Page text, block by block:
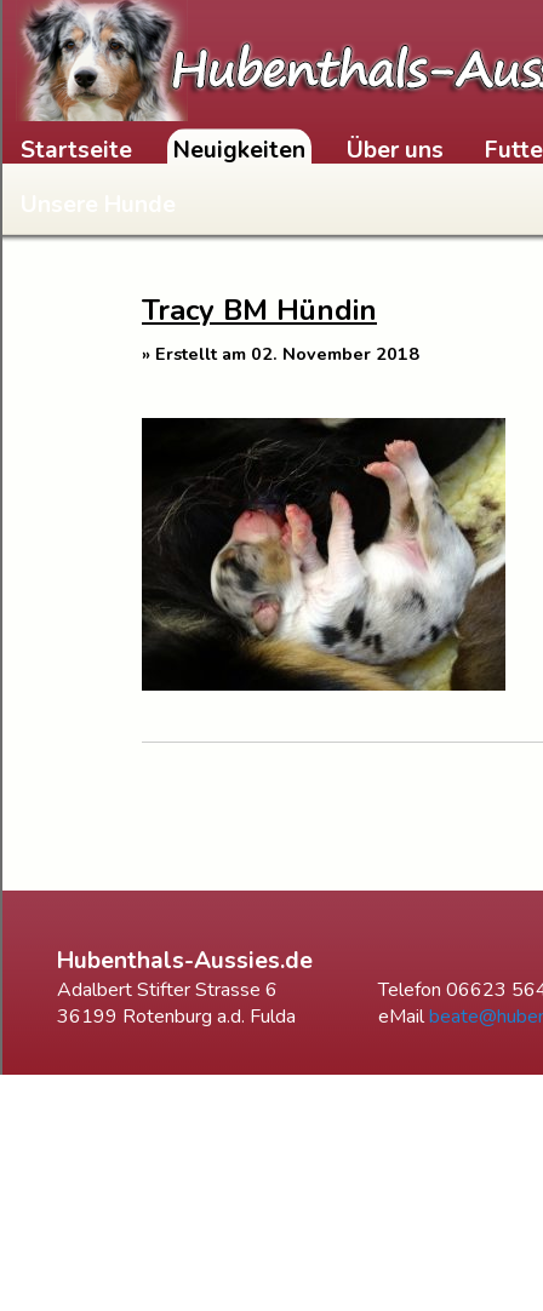
Skip to content
Startseite Neuigkeiten Über uns
Unsere Hunde
Tracy BM Hündin
» Erstellt am 02. November 2018
Hubenthals-Aussies.de
Adalbert Stifter Strasse 6
Telefon 06623
36199 Rotenburg a.d. Fulda
eMail